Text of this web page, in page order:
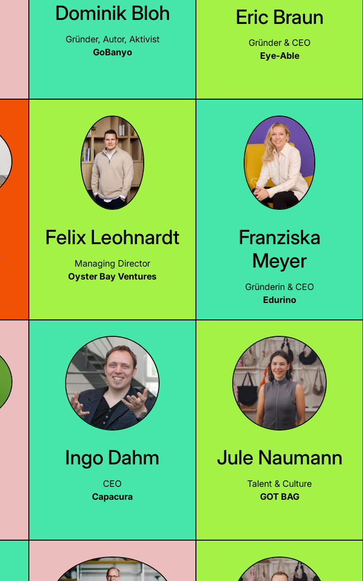
Dominik Bloh
Gründer, Autor, Aktivist
GoBanyo
Eric Braun
Gründer & CEO
Eye‑Able
LinkedIn
Felix Leohnardt
Managing Director
Oyster Bay Ventures
LinkedIn
Franziska
Meyer
Gründerin & CEO
Edurino
LinkedIn
Ingo Dahm
CEO
Capacura
LinkedIn
Jule Naumann
Talent & Culture
GOT BAG